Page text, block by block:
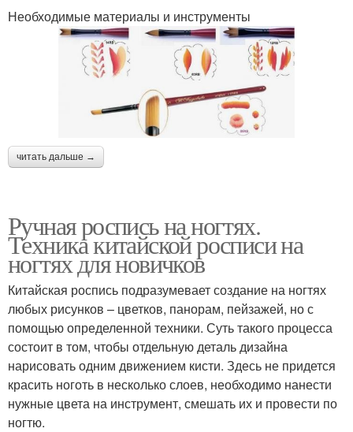
Необходимые материалы и инструменты
читать дальше →
Ручная роспись на ногтях.
Техника китайской росписи на
ногтях для новичков
Китайская роспись подразумевает создание на ногтях
любых рисунков – цветков, панорам, пейзажей, но с
помощью определенной техники. Суть такого процесса
состоит в том, чтобы отдельную деталь дизайна
нарисовать одним движением кисти. Здесь не придется
красить ноготь в несколько слоев, необходимо нанести
нужные цвета на инструмент, смешать их и провести по
ногтю.